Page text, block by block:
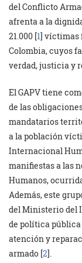
del Conflicto
afrenta a la
21.000 [1] víctimas
Colombia, cuyos
verdad, justicia y
El GAPV tiene
de las
mandatarios
a la población
Internacional
manifiestas a las
Humanos,
Además, este
del Ministerio del
de política
atención y
armado [2].